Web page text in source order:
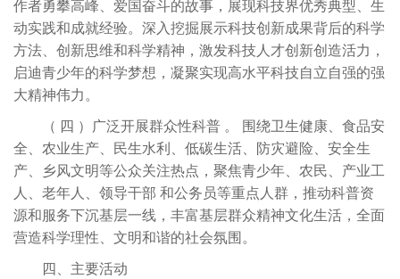
作者勇攀高峰、爱国奋斗的故事，展现科技界优秀典型、生
动实践和成就经验。深入挖掘展示科技创新成果背后的科学
方法、创新思维和科学精神，激发科技人才创新创造活力，
启迪青少年的科学梦想，凝聚实现高水平科技自立自强的强
大精神伟力。
（ 四 ）广泛开展群众性科普 。
围绕卫生健康、食品安
全、农业生产、民生水利、低碳生活、防灾避险、安全生
产、乡风文明等公众关注热点，聚焦青少年、农民、产业工
人、老年人、领导干部 和公务员等重点人群，推动科普资
源和服务下沉基层一线，丰富基层群众精神文化生活，全面
营造科学理性、文明和谐的社会氛围。
四、主要活动